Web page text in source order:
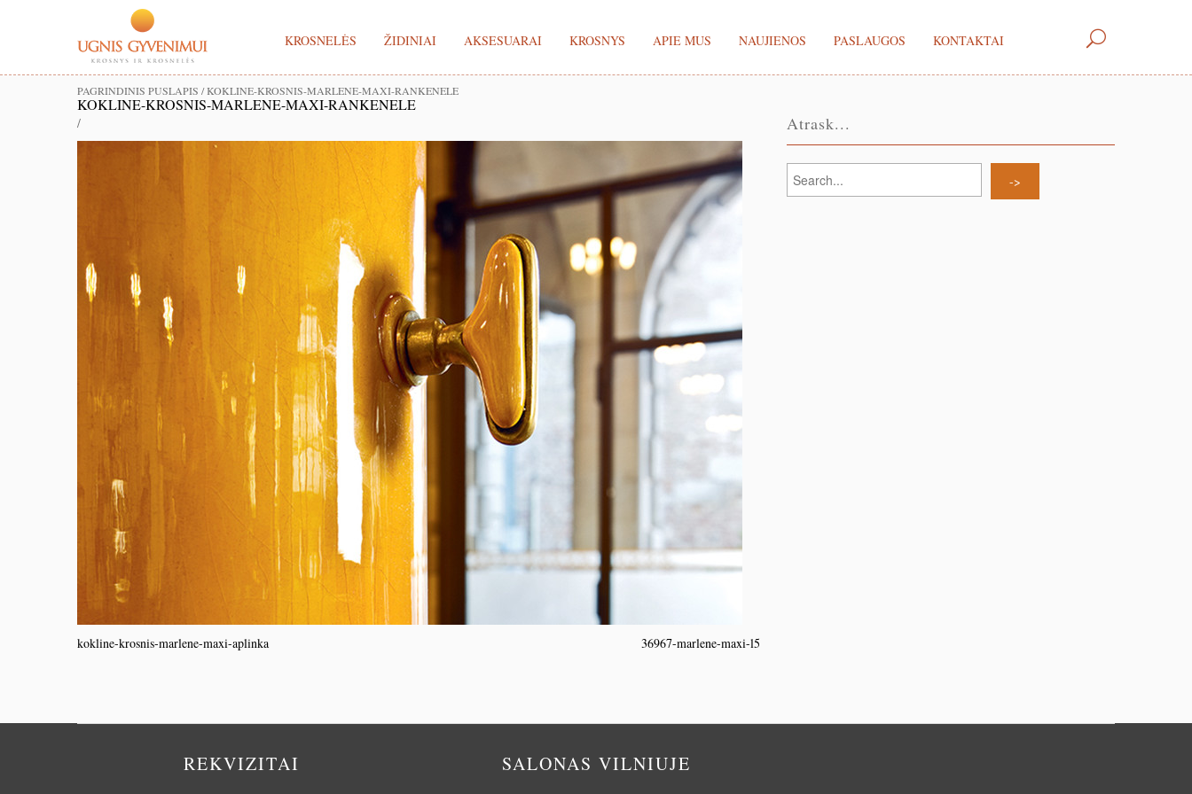
KROSNELĖS ŽIDINIAI AKSESUARAI KROSNYS APIE MUS NAUJIENOS PASLAUGOS KONTAKTAI
PAGRINDINIS PUSLAPIS /KOKLINE-KROSNIS-MARLENE-MAXI-RANKENELE
KOKLINE-KROSNIS-MARLENE-MAXI-RANKENELE
/
kokline-krosnis-marlene-maxi-aplinka 36967-marlene-maxi-l5
Atrask...
REKVIZITAI SALONAS VILNIUJE